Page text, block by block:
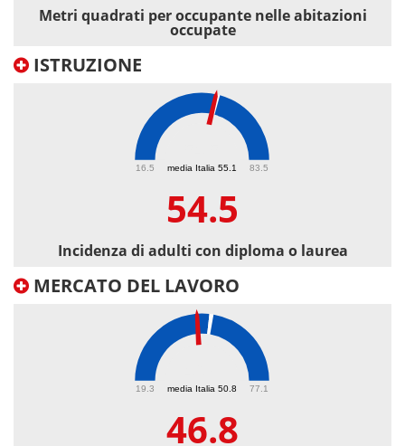
Metri quadrati per occupante nelle abitazioni
occupate
ISTRUZIONE
media Italia 55.1
16.5 83.5
54.5
Incidenza di adulti con diploma o laurea
MERCATO DEL LAVORO
media Italia 50.8
19.3 77.1
46.8